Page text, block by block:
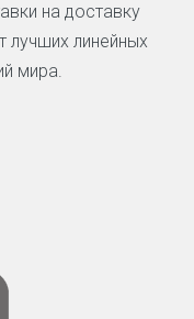
на доставку
лучших линейных
мира.